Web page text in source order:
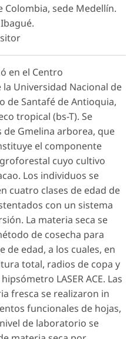
Colombia, sede Medellín.
en el Centro
Universidad Nacional de
de Santafé de Antioquia,
tropical (bs-T). Se
de Gmelina arborea, que
el componente
cuyo cultivo
. Los individuos se
cuatro clases de edad de
con un sistema
La materia seca se
de cosecha para
de edad, a los cuales, en
total, radios de copa y
LASER ACE. Las
fresca se realizaron in
funcionales de hojas,
de laboratorio se